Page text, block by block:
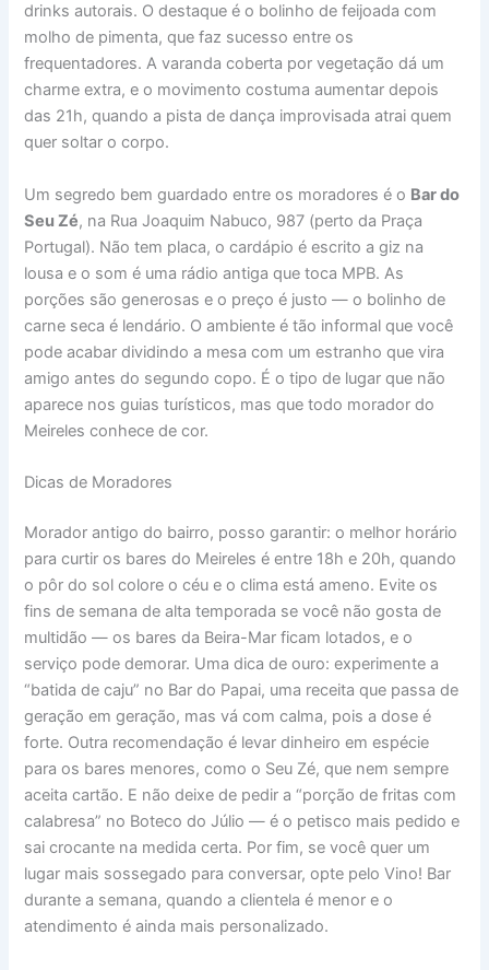
drinks autorais. O destaque é o bolinho de feijoada com
molho de pimenta, que faz sucesso entre os
frequentadores. A varanda coberta por vegetação dá um
charme extra, e o movimento costuma aumentar depois
das 21h, quando a pista de dança improvisada atrai quem
quer soltar o corpo.
Um segredo bem guardado entre os moradores é o Bar do
Seu Zé, na Rua Joaquim Nabuco, 987 (perto da Praça
Portugal). Não tem placa, o cardápio é escrito a giz na
lousa e o som é uma rádio antiga que toca MPB. As
porções são generosas e o preço é justo — o bolinho de
carne seca é lendário. O ambiente é tão informal que você
pode acabar dividindo a mesa com um estranho que vira
amigo antes do segundo copo. É o tipo de lugar que não
aparece nos guias turísticos, mas que todo morador do
Meireles conhece de cor.
Dicas de Moradores
Morador antigo do bairro, posso garantir: o melhor horário
para curtir os bares do Meireles é entre 18h e 20h, quando
o pôr do sol colore o céu e o clima está ameno. Evite os
fins de semana de alta temporada se você não gosta de
multidão — os bares da Beira-Mar ficam lotados, e o
serviço pode demorar. Uma dica de ouro: experimente a
“batida de caju” no Bar do Papai, uma receita que passa de
geração em geração, mas vá com calma, pois a dose é
forte. Outra recomendação é levar dinheiro em espécie
para os bares menores, como o Seu Zé, que nem sempre
aceita cartão. E não deixe de pedir a “porção de fritas com
calabresa” no Boteco do Júlio — é o petisco mais pedido e
sai crocante na medida certa. Por fim, se você quer um
lugar mais sossegado para conversar, opte pelo Vino! Bar
durante a semana, quando a clientela é menor e o
atendimento é ainda mais personalizado.